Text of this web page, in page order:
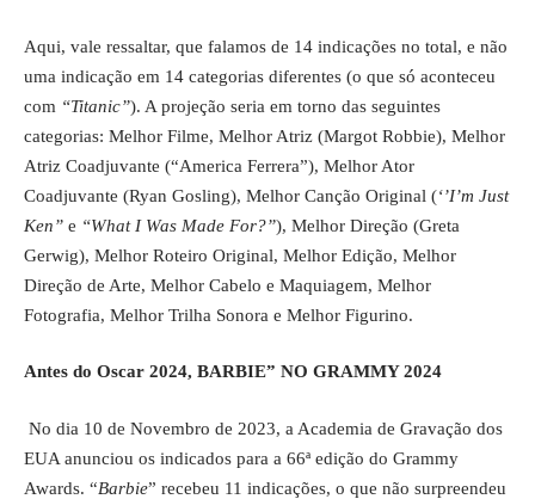
Aqui, vale ressaltar, que falamos de 14 indicações no total, e não
uma indicação em 14 categorias diferentes (o que só aconteceu
com “Titanic”). A projeção seria em torno das seguintes
categorias: Melhor Filme, Melhor Atriz (Margot Robbie), Melhor
Atriz Coadjuvante (“America Ferrera”), Melhor Ator
Coadjuvante (Ryan Gosling), Melhor Canção Original (‘’I’m Just
Ken’’ e “What I Was Made For?”), Melhor Direção (Greta
Gerwig), Melhor Roteiro Original, Melhor Edição, Melhor
Direção de Arte, Melhor Cabelo e Maquiagem, Melhor
Fotografia, Melhor Trilha Sonora e Melhor Figurino.
Antes do Oscar 2024, BARBIE” NO GRAMMY 2024
No dia 10 de Novembro de 2023, a Academia de Gravação dos
EUA anunciou os indicados para a 66ª edição do Grammy
Awards. “Barbie” recebeu 11 indicações, o que não surpreendeu